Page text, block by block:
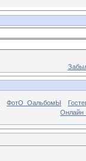
ФотО_ОальбомЫ
Онлайн